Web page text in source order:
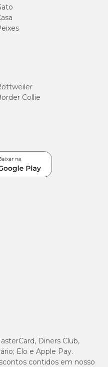
Collie
Diners Club,
Elo e Apple Pay.
contidos em nosso